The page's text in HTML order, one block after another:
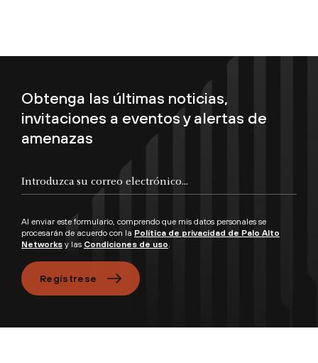
Obtenga las últimas noticias,
invitaciones a eventos y alertas de
amenazas
Al enviar este formulario, comprendo que mis datos personales se
procesarán de acuerdo con la Política de privacidad de Palo Alto
Networks y las Condiciones de uso.
Regístrese